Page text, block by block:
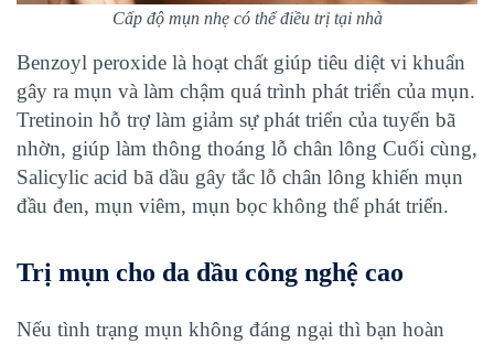
Cấp độ mụn nhẹ có thể điều trị tại nhà
Benzoyl peroxide là hoạt chất giúp tiêu diệt vi khuẩn
gây ra mụn và làm chậm quá trình phát triển của mụn.
Tretinoin hỗ trợ làm giảm sự phát triển của tuyến bã
nhờn, giúp làm thông thoáng lỗ chân lông Cuối cùng,
Salicylic acid bã dầu gây tắc lỗ chân lông khiến mụn
đầu đen, mụn viêm, mụn bọc không thể phát triển.
Trị mụn cho da dầu công nghệ cao
Nếu tình trạng mụn không đáng ngại thì bạn hoàn